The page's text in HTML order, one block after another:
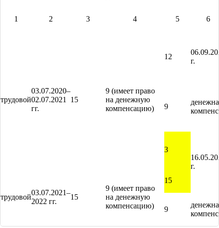
1 2 3 4 5 6
трудовой
03.07.2020–
02.07.2021
гг.
15
9 (имеет право
на денежную
компенсацию)
12
г.
9
3
г.
трудовой
03.07.2021–
2022 гг.
15
9 (имеет право
на денежную
компенсацию)
15
9